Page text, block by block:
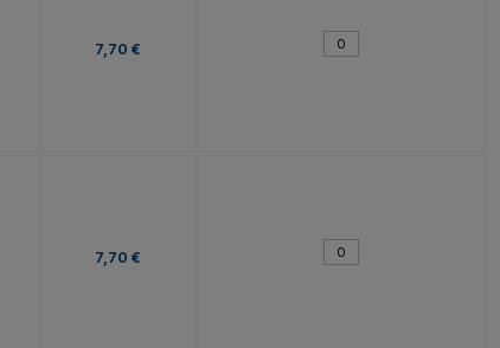
7,70 €
7,70 €